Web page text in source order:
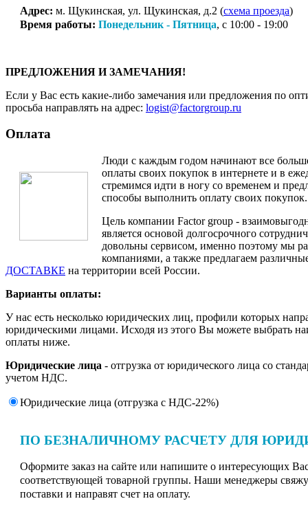
Адрес: м. Щукинская, ул. Щукинская, д.2 (схема проезда)
Время работы: Понедельник - Пятница, с 10:00 - 19:00
ПРЕДЛОЖЕНИЯ И ЗАМЕЧАНИЯ!
Если у Вас есть какие-либо замечания или предложения по
просьба направлять на адрес: logist@factorgroup.ru
Оплата
Люди с каждым годом начинают все
оплаты своих покупок в интернете и в
стремимся идти в ногу со временем и
способы выполнить оплату своих покупок.
Цель компании Factor group -
является основой долгосрочного
довольны сервисом, именно поэтому мы
компаниями, а также предлагаем
ДОСТАВКЕ на территории всей России.
Варианты оплаты:
У нас есть несколько юридических лиц, профили которых
юридическими лицами. Исходя из этого Вы можете выбрать
оплаты ниже.
Юридические лица - отгрузка от юридического лица со
учетом НДС.
Юридические лица (отгрузка c НДС-22%)
ПО БЕЗНАЛИЧНОМУ РАСЧЕТУ ДЛЯ
Оформите заказ на сайте или напишите о интересующих
соответствующей товарной группы. Наши менеджеры
поставки и направят счет на оплату.